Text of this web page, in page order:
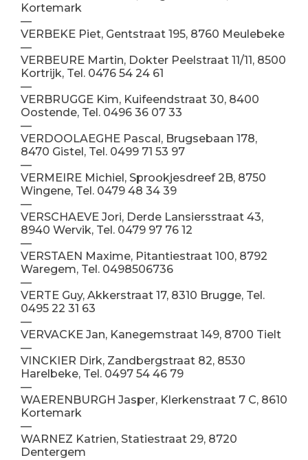
Kortemark
—
VERBEKE Piet, Gentstraat 195, 8760 Meulebeke
—
VERBEURE Martin, Dokter Peelstraat 11/11, 8500
Kortrijk, Tel. 0476 54 24 61
—
VERBRUGGE Kim, Kuifeendstraat 30, 8400
Oostende, Tel. 0496 36 07 33
—
VERDOOLAEGHE Pascal, Brugsebaan 178,
8470 Gistel, Tel. 0499 71 53 97
—
VERMEIRE Michiel, Sprookjesdreef 2B, 8750
Wingene, Tel. 0479 48 34 39
—
VERSCHAEVE Jori, Derde Lansiersstraat 43,
8940 Wervik, Tel. 0479 97 76 12
—
VERSTAEN Maxime, Pitantiestraat 100, 8792
Waregem, Tel. 0498506736
—
VERTE Guy, Akkerstraat 17, 8310 Brugge, Tel.
0495 22 31 63
—
VERVACKE Jan, Kanegemstraat 149, 8700 Tielt
—
VINCKIER Dirk, Zandbergstraat 82, 8530
Harelbeke, Tel. 0497 54 46 79
—
WAERENBURGH Jasper, Klerkenstraat 7 C, 8610
Kortemark
—
WARNEZ Katrien, Statiestraat 29, 8720
Dentergem